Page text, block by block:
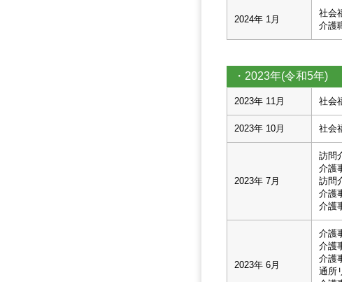
2024年 1月
社会
介護
・2023年(令和5年)
2023年 11月 社会
2023年 10月 社会
2023年 7月
訪問
介護
訪問
介護
介護
2023年 6月
介護
介護
介護
通所